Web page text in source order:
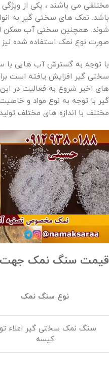
مختلفی می باشند ، یکی از
باشد. نمک های سختی گیر به
شوند. همچنین سختی آب ممکن
صورت نوع نمک استفاده شده
با توجه به گسترش آب هایی با
سختی گیر افزایش یافته است
های اخیر شروع به فعالیت در
گیر با توجه به نوع مواد و
مختلف با اندازه های مختلف
قیمت سنگ نمک
نوع سنگ نمک
سنگ نمک سختی گیر اعلاء
کیسه